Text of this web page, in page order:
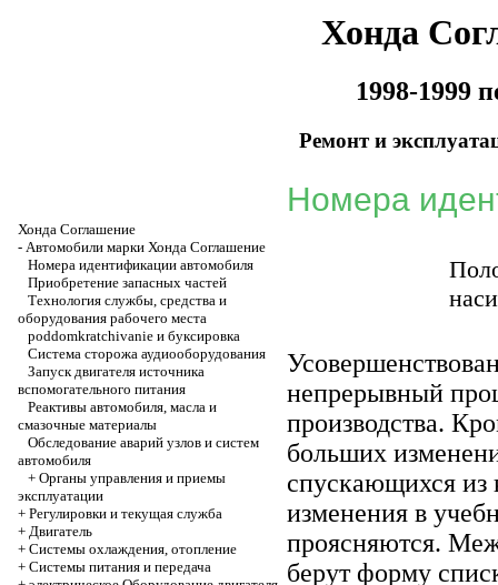
Хонда
1998-1999
Ремонт и
Хонда Соглашение
- Автомобили марки Хонда Соглашение
Номера идентификации автомобиля
Приобретение запасных частей
Технология службы, средства и
оборудования рабочего места
poddomkratchivanie и буксировка
Система сторожа аудиооборудования
Запуск двигателя источника
вспомогательного питания
Реактивы автомобиля, масла и
смазочные материалы
Обследование аварий узлов и систем
автомобиля
+ Органы управления и приемы
эксплуатации
+ Регулировки и текущая служба
+ Двигатель
+ Системы охлаждения, отопление
+ Системы питания и передача
Номера
непрерывный
производства.
больших
спускающихся из
изменения в
проясняются.
берут форму